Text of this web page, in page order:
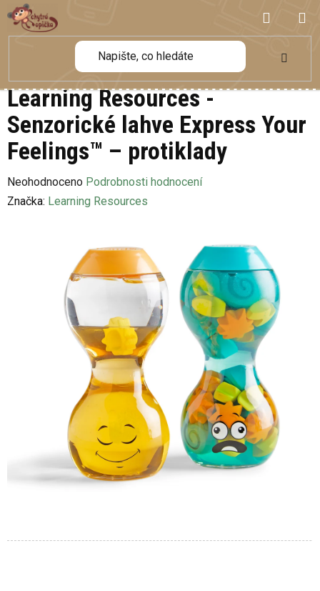
Přejít
na
obsah
KOŠÍK
Learning Resources -
Senzorické lahve Express Your
Feelings™ – protiklady
Průměrné
hodnocení
Neohodnoceno Podrobnosti hodnocení
Značka: Learning Resources